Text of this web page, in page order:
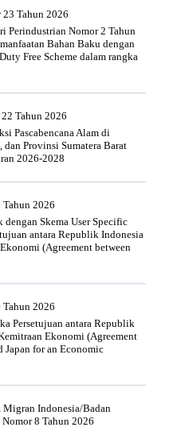
Tahun 2026
Perindustrian Nomor 2 Tahun
Bahan Baku dengan
Free Scheme dalam rangka
Tahun 2026
Pascabencana Alam di
dan Provinsi Sumatera Barat
2026-2028
2026
dengan Skema User Specific
antara Republik Indonesia
(Agreement between
2026
Persetujuan antara Republik
Ekonomi (Agreement
Japan for an Economic
Migran Indonesia/Badan
8 Tahun 2026